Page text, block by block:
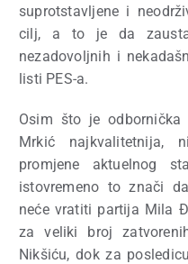
suprotstavljene i
cilj, a to je da
nezadovoljnih i
listi PES-a.
Osim što je
Mrkić najkvalitetnija,
promjene aktuelnog
istovremeno to znači
neće vratiti partija Mila
za veliki broj
Nikšiću, dok za